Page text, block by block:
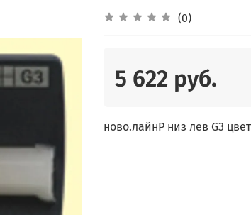
(0)
5 622 руб.
ново.лайнP низ лев G3